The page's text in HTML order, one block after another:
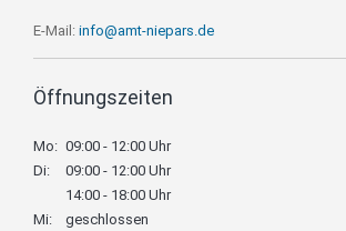
E-Mail: info@amt-niepars.de
Öffnungszeiten
Mo: 09:00 - 12:00 Uhr
Di:
09:00 - 12:00 Uhr
14:00 - 18:00 Uhr
Mi:
geschlossen